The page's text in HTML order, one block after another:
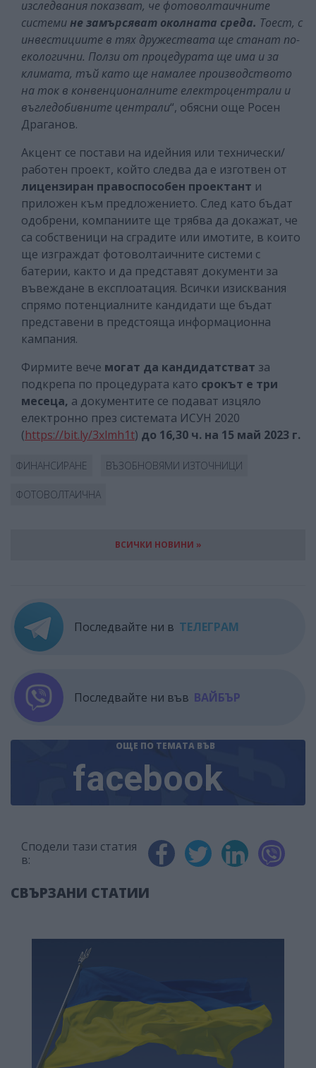
изследвания показват, че фотоволтаичните
системине замърсяват околната среда. Тоест, с
инвестициите в тях дружествата ще станат по-
екологични. Ползи от процедурата ще има и за
климата, тъй като ще намалее производството
на ток в конвенционалните електроцентрали и
въгледобивните централи“, обясни още Росен
Драганов.
Акцент се постави на идейния или технически/
работен проект, който следва да е изготвен от
лицензиран правоспособен проектант и
приложен към предложението. След като бъдат
одобрени, компаниите ще трябва да докажат, че
са собственици на сградите или имотите, в които
ще изграждат фотоволтаичните системи с
батерии, както и да представят документи за
въвеждане в експлоатация. Всички изисквания
спрямо потенциалните кандидати ще бъдат
представени в предстояща информационна
кампания.
Фирмите вече могат да кандидатстват за
подкрепа по процедурата като срокът е три
месеца, а документите се подават изцяло
електронно през системата ИСУН 2020
(https://bit.ly/3xlmh1t) до 16,30 ч. на 15 май 2023 г.
ФИНАНСИРАНЕ ВЪЗОБНОВЯМИ ИЗТОЧНИЦИ
ФОТОВОЛТАИЧНА
ВСИЧКИ НОВИНИ »
Последвайте ни в ТЕЛЕГРАМ
Последвайте ни във ВАЙБЪР
ОЩЕ ПО ТЕМАТА ВЪВ
facebook
Сподели тази статия
в:
СВЪРЗАНИ СТАТИИ